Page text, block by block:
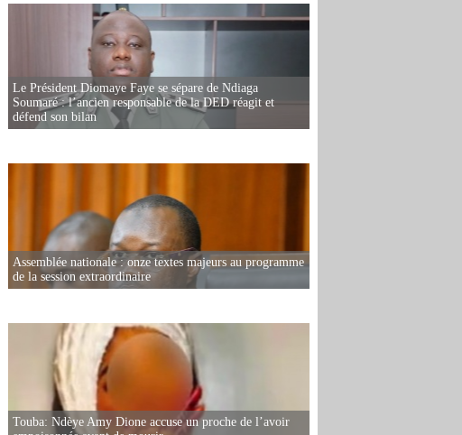
Le Président Diomaye Faye se sépare de Ndiaga
Soumaré : l’ancien responsable de la DED réagit et
défend son bilan
Assemblée nationale : onze textes majeurs au programme
de la session extraordinaire
Touba: Ndèye Amy Dione accuse un proche de l’avoir